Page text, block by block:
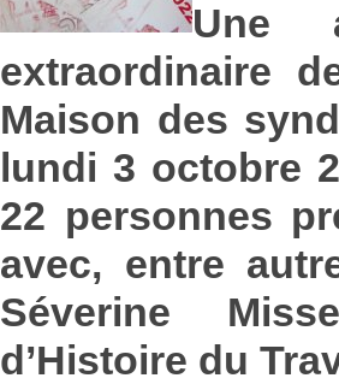
Une
extraordinaire
Maison des
lundi 3 octobre
22 personnes
avec, entre
Séverine
d’Histoire du